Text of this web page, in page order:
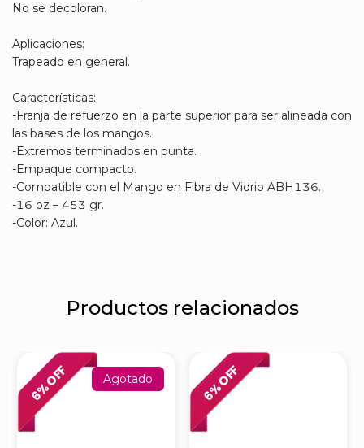
No se decoloran.
Aplicaciones:
Trapeado en general.
Características:
-Franja de refuerzo en la parte superior para ser alineada con
las bases de los mangos.
-Extremos terminados en punta.
-Empaque compacto.
-Compatible con el Mango en Fibra de Vidrio ABH136.
-16 oz – 453 gr.
-Color: Azul.
Productos relacionados
6
% OFF Agotado
6
% OFF